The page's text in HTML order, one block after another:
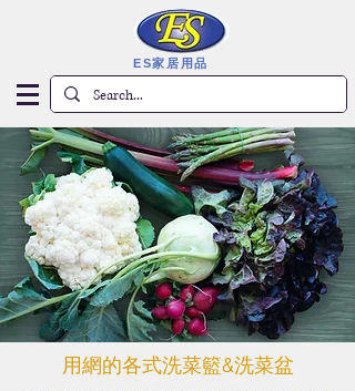
ES家居用品
​用網的各式洗菜籃&洗菜盆